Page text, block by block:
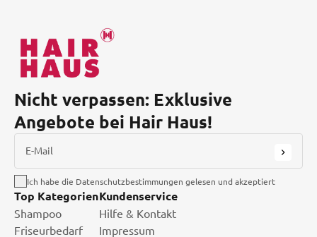
Nicht verpassen: Exklusive
Angebote bei Hair Haus!
E-Mail
Ich habe die Datenschutzbestimmungen gelesen und akzeptiert
Top Kategorien
Shampoo
Friseurbedarf
Kundenservice
Hilfe & Kontakt
Impressum